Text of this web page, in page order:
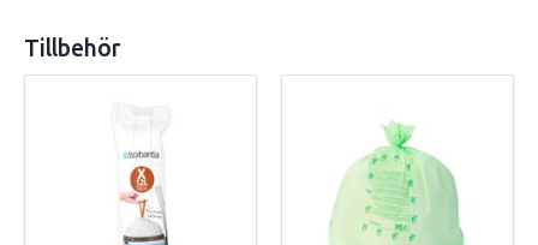
Tillbehör